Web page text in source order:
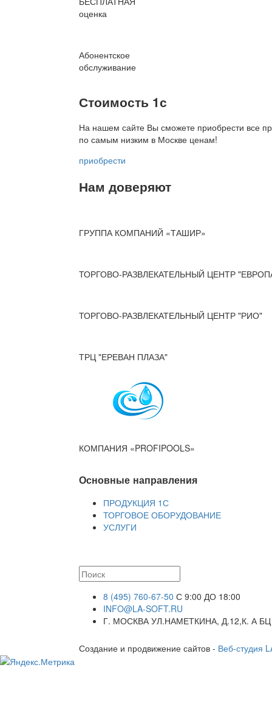
оценка
Абонентское
обслуживание
Стоимость 1с
На нашем сайте Вы сможете приобрести все
по самым низким в Москве ценам!
приобрести
Нам доверяют
ГРУППА КОМПАНИЙ «ТАШИР»
ТОРГОВО-РАЗВЛЕКАТЕЛЬНЫЙ ЦЕНТР
ТОРГОВО-РАЗВЛЕКАТЕЛЬНЫЙ ЦЕНТР "РИО"
ТРЦ "ЕРЕВАН ПЛАЗА"
КОМПАНИЯ «PROFIPOOLS»
Основные направления
ПРОДУКЦИЯ 1С
ТОРГОВОЕ ОБОРУДОВАНИЕ
УСЛУГИ
8 (495) 760-67-50 С 9:00 ДО 18:00
INFO@LA-SOFT.RU
Г. МОСКВА УЛ.НАМЕТКИНА, Д.12,К. А
Создание и продвижение сайтов - Веб-студия